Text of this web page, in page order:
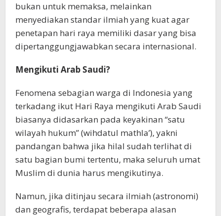
bukan untuk memaksa, melainkan
menyediakan standar ilmiah yang kuat agar
penetapan hari raya memiliki dasar yang bisa
dipertanggungjawabkan secara internasional.
Mengikuti Arab Saudi?
Fenomena sebagian warga di Indonesia yang
terkadang ikut Hari Raya mengikuti Arab Saudi
biasanya didasarkan pada keyakinan “satu
wilayah hukum” (wihdatul mathla’), yakni
pandangan bahwa jika hilal sudah terlihat di
satu bagian bumi tertentu, maka seluruh umat
Muslim di dunia harus mengikutinya.
Namun, jika ditinjau secara ilmiah (astronomi)
dan geografis, terdapat beberapa alasan